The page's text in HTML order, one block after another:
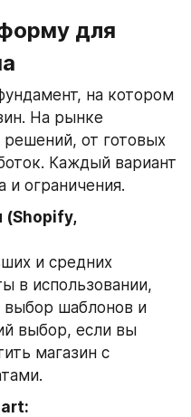
для
на котором
На рынке
от готовых
Каждый вариант
ограничения.
(Shopify,
и средних
в использовании,
шаблонов и
выбор, если вы
магазин с